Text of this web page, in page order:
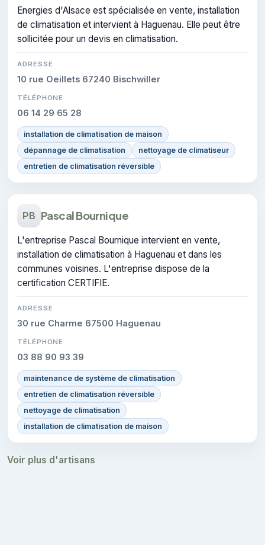
Energies d'Alsace est spécialisée en vente, installation
de climatisation et intervient à Haguenau. Elle peut être
sollicitée pour un devis en climatisation.
ADRESSE
10 rue Oeillets 67240 Bischwiller
TÉLÉPHONE
06 14 29 65 28
installation de climatisation de maison
dépannage de climatisation
nettoyage de climatiseur
entretien de climatisation réversible
PB Pascal Bournique
L'entreprise Pascal Bournique intervient en vente,
installation de climatisation à Haguenau et dans les
communes voisines. L'entreprise dispose de la
certification CERTIFIE.
ADRESSE
30 rue Charme 67500 Haguenau
TÉLÉPHONE
03 88 90 93 39
maintenance de système de climatisation
entretien de climatisation réversible
nettoyage de climatisation
installation de climatisation de maison
Voir plus d'artisans